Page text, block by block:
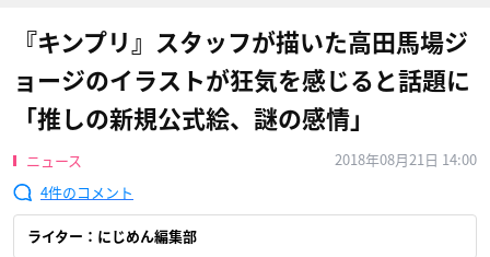
『キンプリ』スタッフが描いた高田馬場ジ
ョージのイラストが狂気を感じると話題に
「推しの新規公式絵、謎の感情」
ニュース
2018年08月21日 14:00
4
ライター：にじめん編集部